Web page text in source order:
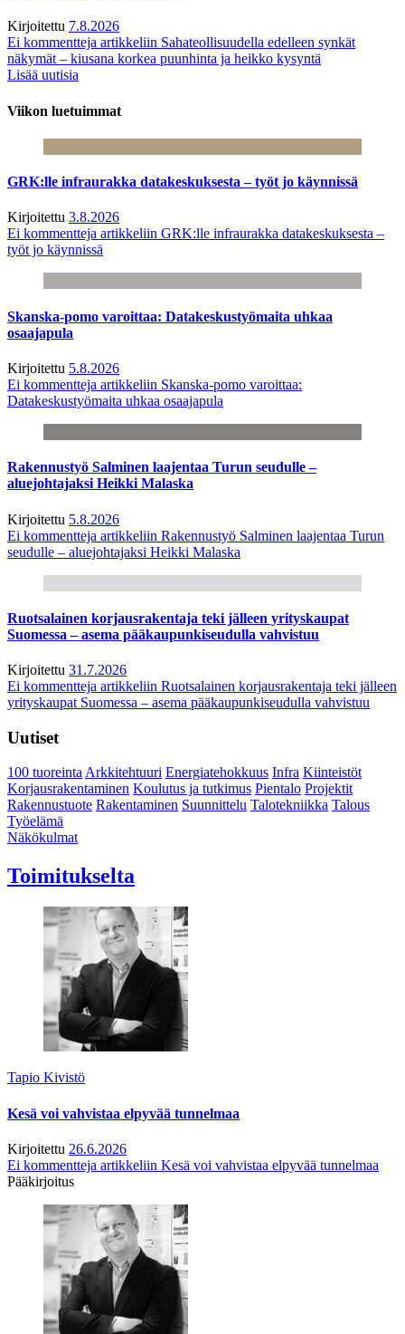
Kirjoitettu 7.8.2026
Ei kommentteja artikkeliin Sahateollisuudella edelleen synkät
näkymät – kiusana korkea puunhinta ja heikko kysyntä
Lisää uutisia
Viikon luetuimmat
GRK:lle infraurakka datakeskuksesta – työt jo käynnissä
Kirjoitettu 3.8.2026
Ei kommentteja artikkeliin GRK:lle infraurakka datakeskuksesta –
työt jo käynnissä
Skanska-pomo varoittaa: Datakeskustyömaita uhkaa
osaajapula
Kirjoitettu 5.8.2026
Ei kommentteja artikkeliin Skanska-pomo varoittaa:
Datakeskustyömaita uhkaa osaajapula
Rakennustyö Salminen laajentaa Turun seudulle –
aluejohtajaksi Heikki Malaska
Kirjoitettu 5.8.2026
Ei kommentteja artikkeliin Rakennustyö Salminen laajentaa Turun
seudulle – aluejohtajaksi Heikki Malaska
Ruotsalainen korjausrakentaja teki jälleen yrityskaupat
Suomessa – asema pääkaupunkiseudulla vahvistuu
Kirjoitettu 31.7.2026
Ei kommentteja artikkeliin Ruotsalainen korjausrakentaja teki jälleen
yrityskaupat Suomessa – asema pääkaupunkiseudulla vahvistuu
Uutiset
100 tuoreintaArkkitehtuuri Energiatehokkuus Infra Kiinteistöt
Korjausrakentaminen Koulutus ja tutkimus Pientalo Projektit
Rakennustuote Rakentaminen Suunnittelu Talotekniikka Talous
Työelämä
Näkökulmat
Toimitukselta
Tapio Kivistö
Kesä voi vahvistaa elpyvää tunnelmaa
Kirjoitettu 26.6.2026
Ei kommentteja artikkeliin Kesä voi vahvistaa elpyvää tunnelmaa
Pääkirjoitus